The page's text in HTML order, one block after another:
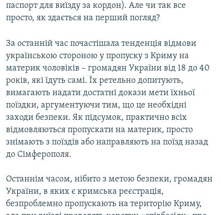
паспорт для виїзду за кордон). Але чи так все
просто, як здається на перший погляд?
За останній час почастішала тенденція відмови
українською стороною у пропуску з Криму на
материк чоловіків – громадян України від 18 до 40
років, які їдуть самі. Їх ретельно допитують,
вимагають надати достатні докази мети їхньої
поїздки, аргументуючи тим, що це необхідні
заходи безпеки. Як підсумок, практично всіх
відмовляються пропускати на материк, просто
знімають з поїздів або направляють на поїзд назад
до Сімферополя.
Останнім часом, нібито з метою безпеки, громадян
України, в яких є кримська реєстрація,
безпроблемно пропускають на територію Криму,